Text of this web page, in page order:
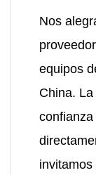
Nos
equipos
China.